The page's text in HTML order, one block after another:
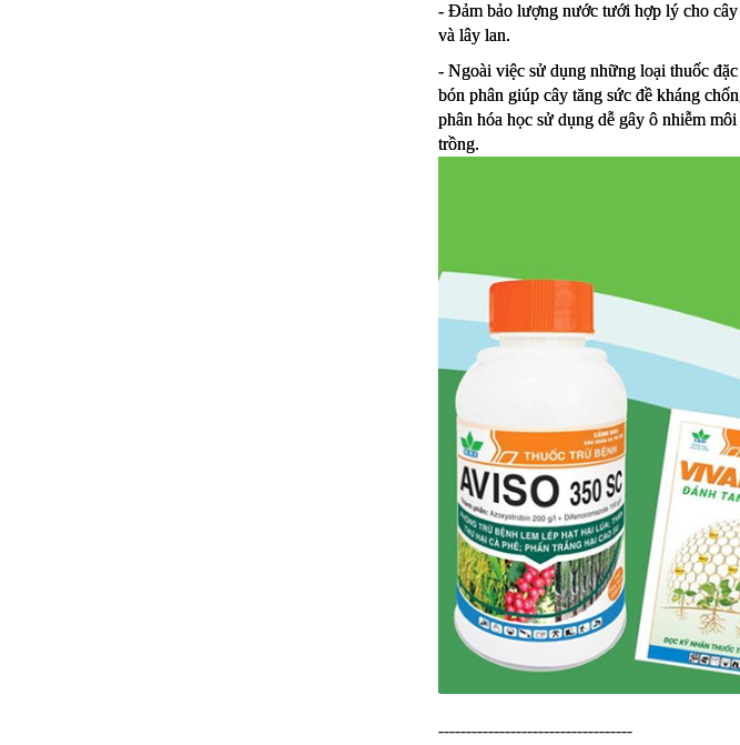
- Đảm bảo lượng nước tưới hợp lý cho cây
và lây lan.
- Ngoài việc sử dụng những loại thuốc
bón phân giúp cây tăng sức đề kháng
phân hóa học sử dụng dễ gây ô nhiễm
-----------------------------------